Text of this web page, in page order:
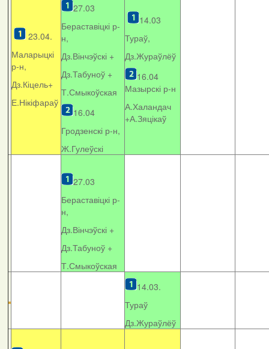
23.04.
Маларыцкі
р-н,
Дз.Кіцель+
Е.Нікіфараў
27.03
Бераставіцкі р-
н,
Дз.Вінчэўскі +
Дз.Табуноў +
Т.Смыкоўская
16.04
Гродзенскі р-н,
Ж.Гулеўскі
14.03
Тураў,
Дз.Жураўлёў
16.04
Мазырскі р-н
А.Халандач
+А.Зяцікаў
27.03
Бераставіцкі р-
н,
Дз.Вінчэўскі +
Дз.Табуноў +
Т.Смыкоўская
14.03.
Тураў
Дз.Жураўлёў